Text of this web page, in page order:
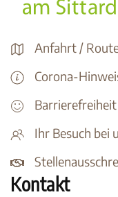
Anfahrt /
Corona-
Barrierefreiheit
Ihr Besuch bei
Kontakt